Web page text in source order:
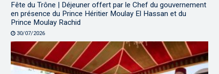
Fête du Trône | Déjeuner offert par le Chef du gouvernement
en présence du Prince Héritier Moulay El Hassan et du
Prince Moulay Rachid
30/07/2026